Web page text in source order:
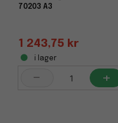
70203 A3
1 243,75 kr
i lager
- +